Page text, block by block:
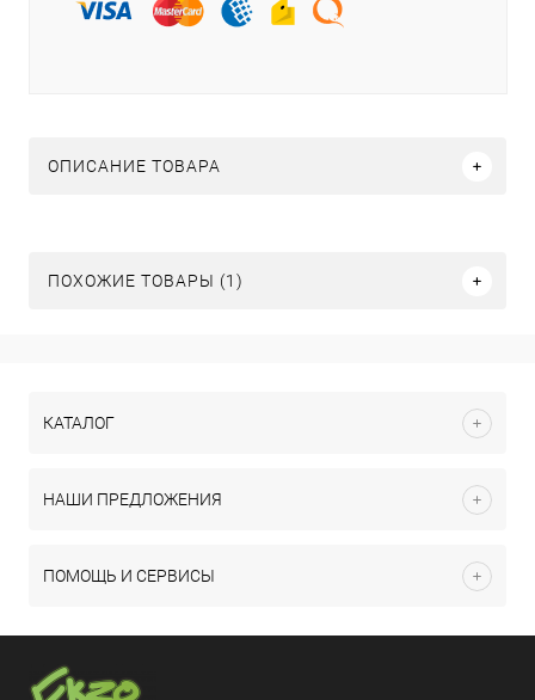
ОПИСАНИЕ ТОВАРА
ПОХОЖИЕ ТОВАРЫ (1)
КАТАЛОГ
НАШИ ПРЕДЛОЖЕНИЯ
ПОМОЩЬ И СЕРВИСЫ